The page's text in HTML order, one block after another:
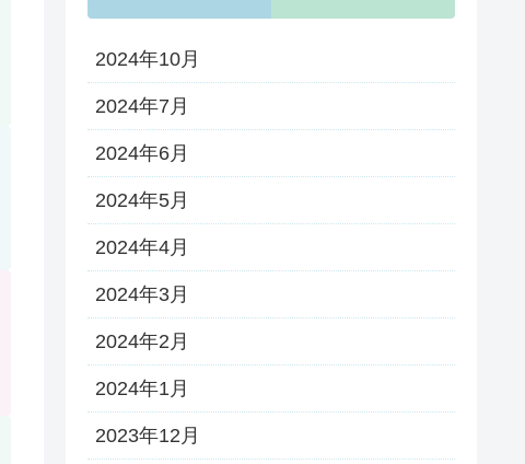
2024年10月
2024年7月
2024年6月
2024年5月
2024年4月
2024年3月
2024年2月
2024年1月
2023年12月